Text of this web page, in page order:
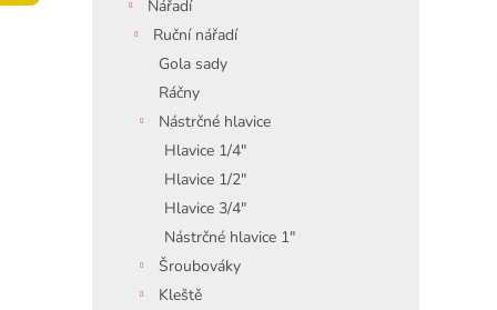
Nářadí
Ruční nářadí
Gola sady
Ráčny
Nástrčné hlavice
Hlavice 1/4"
Hlavice 1/2"
Hlavice 3/4"
Nástrčné hlavice 1"
Šroubováky
Kleště